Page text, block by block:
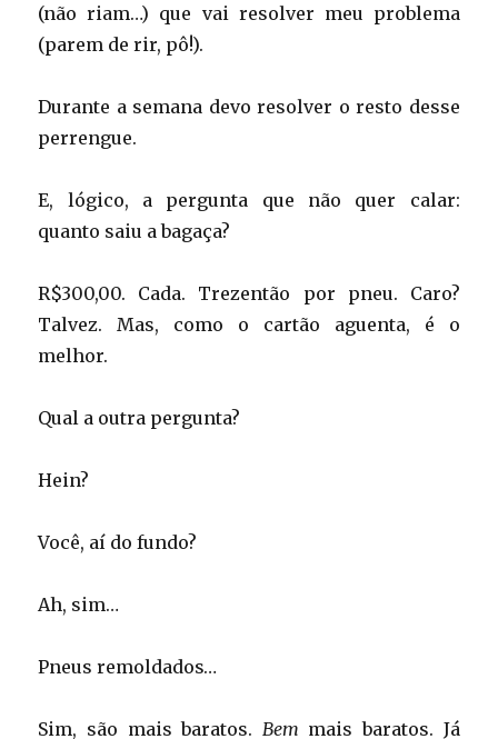
(não riam…) que vai resolver meu problema
(parem de rir, pô!).
Durante a semana devo resolver o resto desse
perrengue.
E, lógico, a pergunta que não quer calar:
quanto saiu a bagaça?
R$300,00. Cada. Trezentão por pneu. Caro?
Talvez. Mas, como o cartão aguenta, é o
melhor.
Qual a outra pergunta?
Hein?
Você, aí do fundo?
Ah, sim…
Pneus remoldados…
Sim, são mais baratos. Bem mais baratos. Já